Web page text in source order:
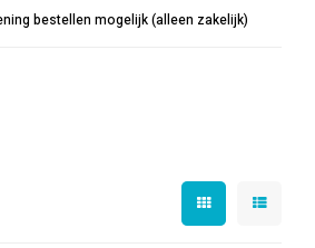
bestellen mogelijk (alleen zakelijk)